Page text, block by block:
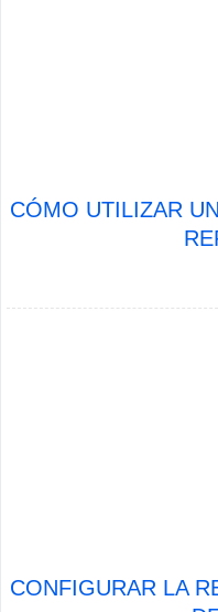
CÓMO UTILIZAR
CONFIGURAR LA